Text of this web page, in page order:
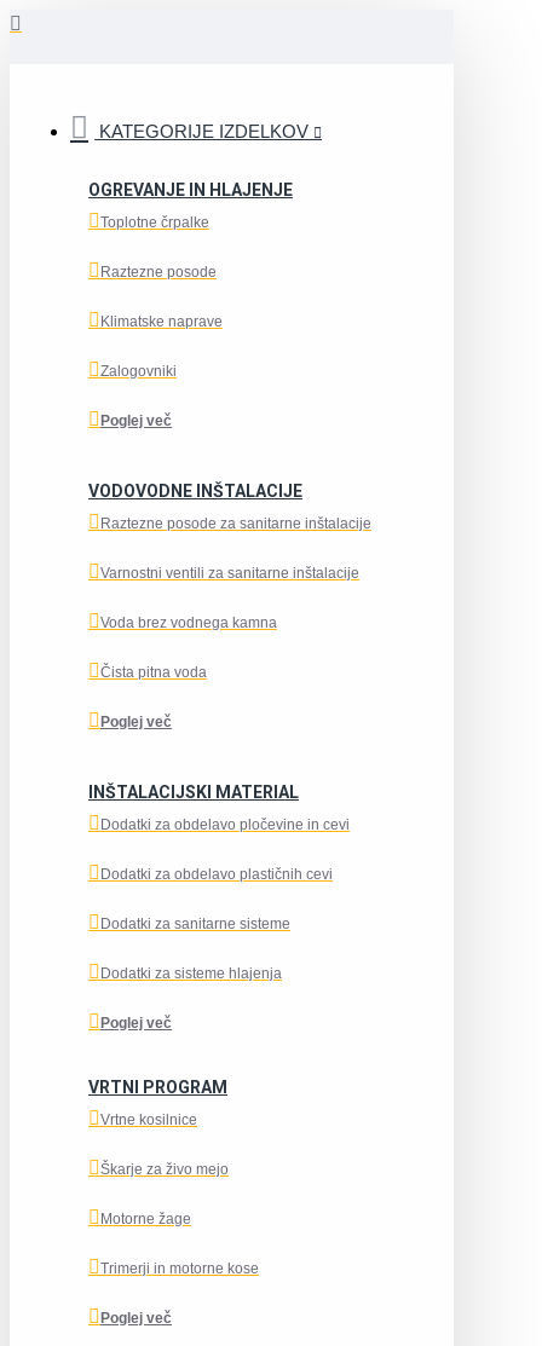
KATEGORIJE IZDELKOV
OGREVANJE IN HLAJENJE
Toplotne črpalke
Raztezne posode
Klimatske naprave
Zalogovniki
Poglej več
VODOVODNE INŠTALACIJE
Raztezne posode za sanitarne inštalacije
Varnostni ventili za sanitarne inštalacije
Voda brez vodnega kamna
Čista pitna voda
Poglej več
INŠTALACIJSKI MATERIAL
Dodatki za obdelavo pločevine in cevi
Dodatki za obdelavo plastičnih cevi
Dodatki za sanitarne sisteme
Dodatki za sisteme hlajenja
Poglej več
VRTNI PROGRAM
Vrtne kosilnice
Škarje za živo mejo
Motorne žage
Trimerji in motorne kose
Poglej več